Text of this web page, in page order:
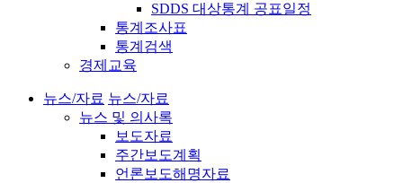
SDDS 대상통계 공표일정
통계조사표
통계검색
경제교육
뉴스/자료 뉴스/자료
뉴스 및 의사록
보도자료
주간보도계획
언론보도해명자료